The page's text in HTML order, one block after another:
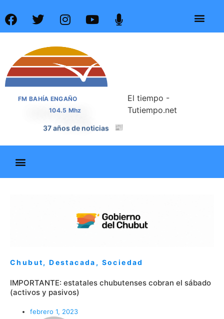
FM BAHÍA ENGAÑO
104.5 Mhz
37 años de noticias 📰
El tiempo -
Tutiempo.net
Chubut,Destacada , Sociedad
IMPORTANTE: estatales chubutenses cobran el sábado
(activos y pasivos)
febrero 1, 2023